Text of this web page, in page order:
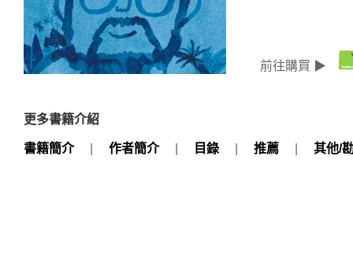
前往購買 ▶
更多書籍介紹
書籍簡介 作者簡介 目錄 推薦 其他/